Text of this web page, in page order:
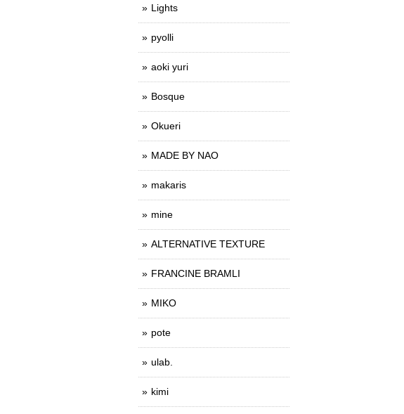
Lights
pyolli
aoki yuri
Bosque
Okueri
MADE BY NAO
makaris
mine
ALTERNATIVE TEXTURE
FRANCINE BRAMLI
MIKO
pote
ulab.
kimi